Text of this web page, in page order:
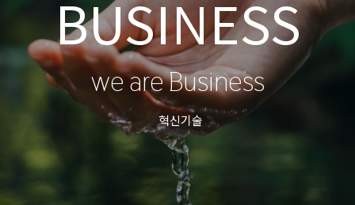
혁신기술
BUSINESS
we are Business